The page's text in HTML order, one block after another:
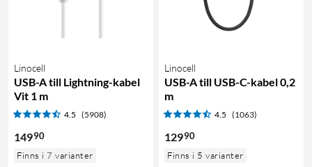
Linocell
USB-A till Lightning-kabel
Vit 1 m
4.5 (5908)
14990
Finns i 7 varianter
Linocell
USB-A till USB-C-kabel 0,2
m
4.5 (1063)
12990
Finns i 5 varianter